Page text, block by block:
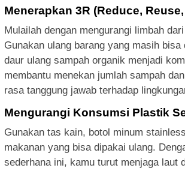
Menerapkan 3R (Reduce,
Mulailah dengan mengurangi limbah
Gunakan ulang barang yang masih bisa
daur ulang sampah organik menjadi
membantu menekan jumlah sampah
rasa tanggung jawab terhadap
Mengurangi Konsumsi Plastik
Gunakan tas kain, botol minum
makanan yang bisa dipakai ulang.
sederhana ini, kamu turut menjaga laut